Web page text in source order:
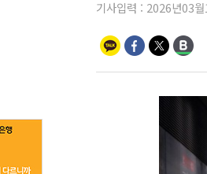
기사입력 : 2026년03